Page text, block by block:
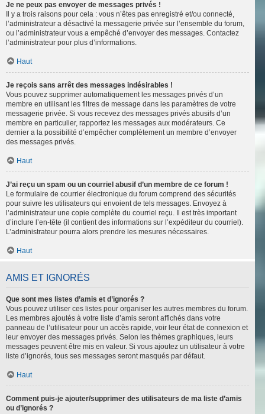
Je ne peux pas envoyer de messages privés !
Il y a trois raisons pour cela : vous n’êtes pas enregistré et/ou connecté,
l’administrateur a désactivé la messagerie privée sur l’ensemble du forum,
ou l’administrateur vous a empêché d’envoyer des messages. Contactez
l’administrateur pour plus d’informations.
Haut
Je reçois sans arrêt des messages indésirables !
Vous pouvez supprimer automatiquement les messages privés d’un
membre en utilisant les filtres de message dans les paramètres de votre
messagerie privée. Si vous recevez des messages privés abusifs d’un
membre en particulier, rapportez les messages aux modérateurs. Ce
dernier a la possibilité d’empêcher complètement un membre d’envoyer
des messages privés.
Haut
J’ai reçu un spam ou un courriel abusif d’un membre de ce forum !
Le formulaire de courrier électronique du forum comprend des sécurités
pour suivre les utilisateurs qui envoient de tels messages. Envoyez à
l’administrateur une copie complète du courriel reçu. Il est très important
d’inclure l’en-tête (il contient des informations sur l’expéditeur du courriel).
L’administrateur pourra alors prendre les mesures nécessaires.
Haut
AMIS ET IGNORÉS
Que sont mes listes d’amis et d’ignorés ?
Vous pouvez utiliser ces listes pour organiser les autres membres du forum.
Les membres ajoutés à votre liste d’amis seront affichés dans votre
panneau de l’utilisateur pour un accès rapide, voir leur état de connexion et
leur envoyer des messages privés. Selon les thèmes graphiques, leurs
messages peuvent être mis en valeur. Si vous ajoutez un utilisateur à votre
liste d’ignorés, tous ses messages seront masqués par défaut.
Haut
Comment puis-je ajouter/supprimer des utilisateurs de ma liste d’amis
ou d’ignorés ?